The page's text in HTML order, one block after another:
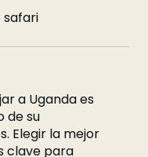
safari
a Uganda es
de su
Elegir la mejor
clave para